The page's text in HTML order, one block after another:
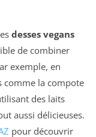
desses vegans
de combiner
exemple, en
comme la compote
des laits
aussi délicieuses.
pour découvrir